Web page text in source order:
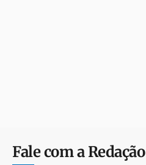
Fale com a Redação